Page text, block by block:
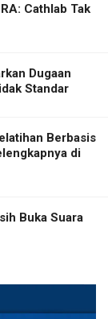
Cathlab Tak
Dugaan
Standar
Berbasis
di
Buka Suara